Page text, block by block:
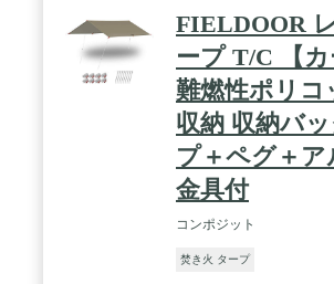
プに比べ、TCタープの優れた耐火性
やバーベキューに適しています。飛び
がタープをほじくる心配はない。冬で
タープの下でかがり焚火ことができま
暖かさを楽しむことができます。 / 【
ス】：高品質の商品だから、ご安心し
ださい。 ご購入後12ヶ月のメーカー
りますので、使用中に何かお気付き
せがございましたら、お気軽に弊社
FIELDOOR
ープ T/C 【カ
難燃性ポリコ
収納 収納バ
プ＋ペグ＋ア
金具付
コンポジット
焚き火 タープ